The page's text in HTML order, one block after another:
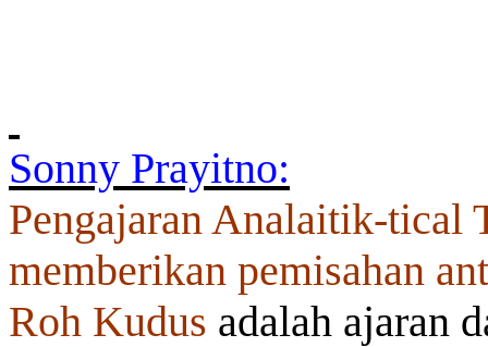
Sonny Prayitno:
Pengajaran Analaitik-tical
memberikan pemisahan
Roh Kudus adalah ajaran